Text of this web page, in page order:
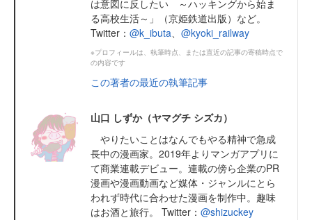
は意図に反したい ～ハッキングから始ま
る高校生活～」（京姫鉄道出版）など。
Twitter： @k_ibuta、 @kyoki_railway
※プロフィールは、執筆時点、または直近の記事の寄稿時点で
の内容です
この著者の最近の執筆記事
山口 しずか（ヤマグチ シズカ）
やりたいことはなんでもやる精神で急成
長中の漫画家。2019年よりマンガアプリに
て商業連載デビュー。連載の傍ら企業のPR
漫画や漫画動画など媒体・ジャンルにとら
われず時代に合わせた漫画を制作中。趣味
はお酒と旅行。 Twitter： @shizuckey